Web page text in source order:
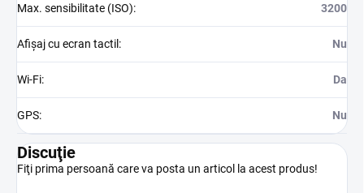
Max. sensibilitate (ISO): 3200
Afișaj cu ecran tactil: Nu
Wi-Fi: Da
GPS: Nu
Discuţie
Fiţi prima persoană care va posta un articol la acest produs!